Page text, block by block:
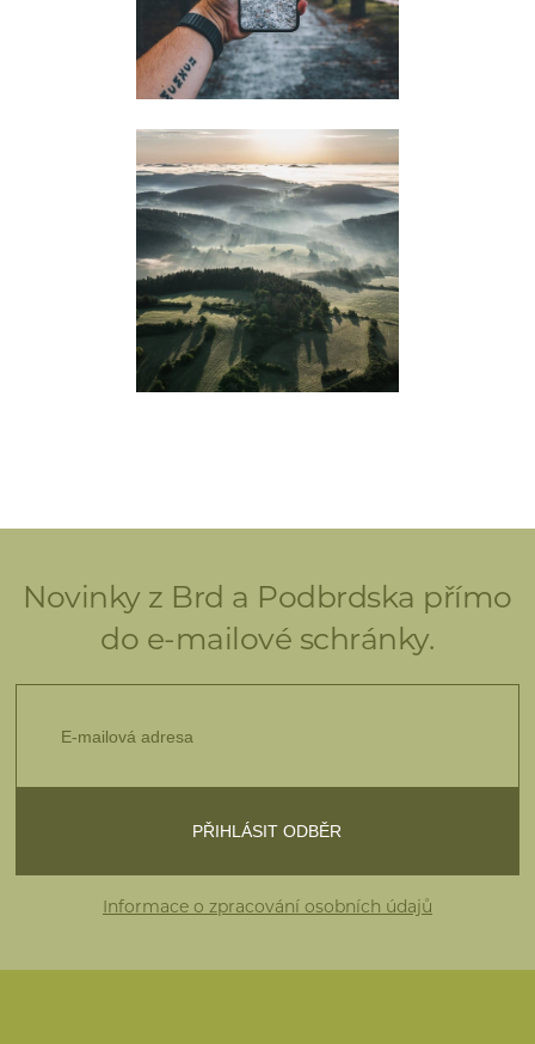
Novinky z Brd a Podbrdska přímo
do e-mailové schránky.
Informace o zpracování osobních údajů